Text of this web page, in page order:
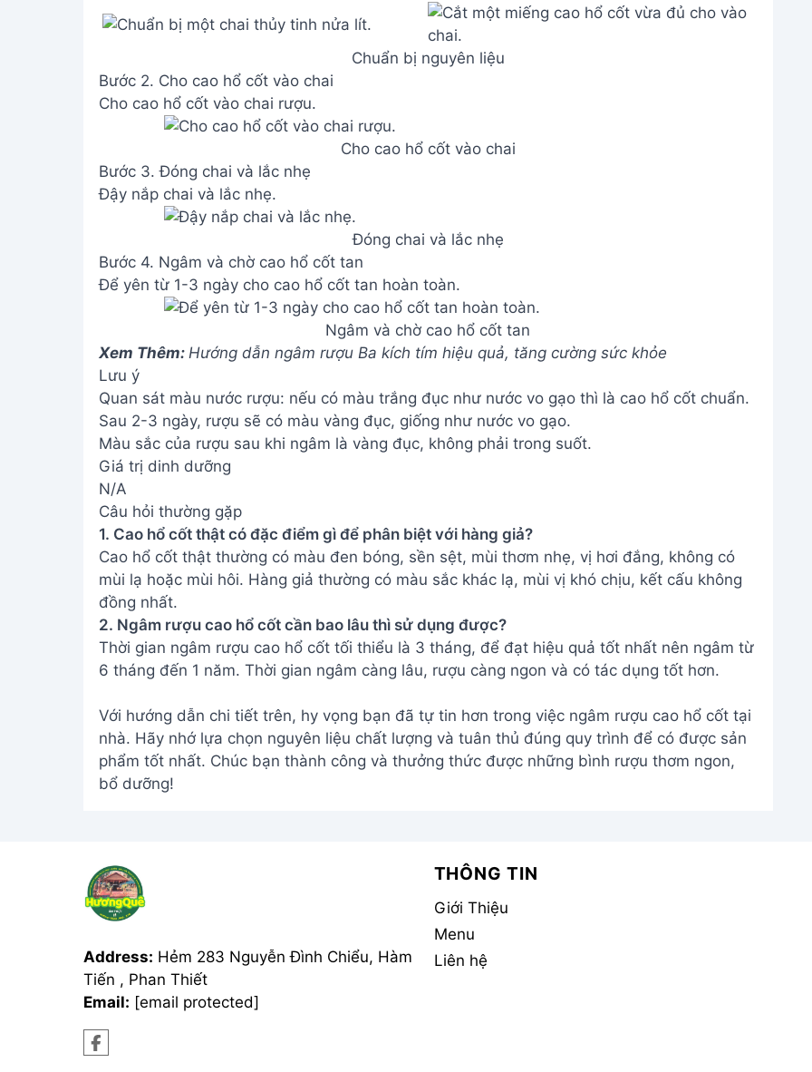
Chuẩn bị nguyên liệu
Bước 2. Cho cao hổ cốt vào chai
Cho cao hổ cốt vào chai rượu.
Cho cao hổ cốt vào chai
Bước 3. Đóng chai và lắc nhẹ
Đậy nắp chai và lắc nhẹ.
Đóng chai và lắc nhẹ
Bước 4. Ngâm và chờ cao hổ cốt tan
Để yên từ 1-3 ngày cho cao hổ cốt tan hoàn toàn.
Ngâm và chờ cao hổ cốt tan
Xem Thêm: Hướng dẫn ngâm rượu Ba kích tím hiệu quả, tăng cường sức khỏe
Lưu ý
Quan sát màu nước rượu: nếu có màu trắng đục như nước vo gạo thì là cao hổ cốt chuẩn.
Sau 2-3 ngày, rượu sẽ có màu vàng đục, giống như nước vo gạo.
Màu sắc của rượu sau khi ngâm là vàng đục, không phải trong suốt.
Giá trị dinh dưỡng
N/A
Câu hỏi thường gặp
1. Cao hổ cốt thật có đặc điểm gì để phân biệt với hàng giả?
Cao hổ cốt thật thường có màu đen bóng, sền sệt, mùi thơm nhẹ, vị hơi đắng, không có
mùi lạ hoặc mùi hôi. Hàng giả thường có màu sắc khác lạ, mùi vị khó chịu, kết cấu không
đồng nhất.
2. Ngâm rượu cao hổ cốt cần bao lâu thì sử dụng được?
Thời gian ngâm rượu cao hổ cốt tối thiểu là 3 tháng, để đạt hiệu quả tốt nhất nên ngâm từ
6 tháng đến 1 năm. Thời gian ngâm càng lâu, rượu càng ngon và có tác dụng tốt hơn.
Với hướng dẫn chi tiết trên, hy vọng bạn đã tự tin hơn trong việc ngâm rượu cao hổ cốt tại
nhà. Hãy nhớ lựa chọn nguyên liệu chất lượng và tuân thủ đúng quy trình để có được sản
phẩm tốt nhất. Chúc bạn thành công và thưởng thức được những bình rượu thơm ngon,
bổ dưỡng!
Address: Hẻm 283 Nguyễn Đình Chiểu, Hàm
Tiến , Phan Thiết
Email: [email protected]
THÔNG TIN
Giới Thiệu
Menu
Liên hệ